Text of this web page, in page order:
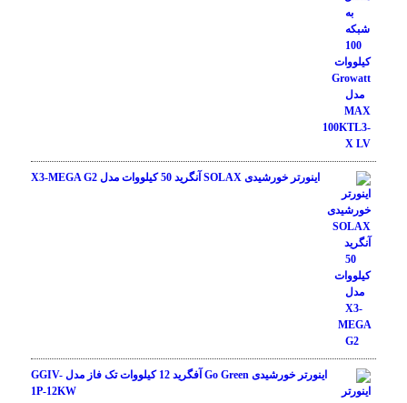
اینورتر خورشیدی SOLAX آنگرید 50 کیلووات مدل X3-MEGA G2
اینورتر خورشیدی Go Green آفگرید 12 کیلووات تک فاز مدل GGIV-
1P-12KW